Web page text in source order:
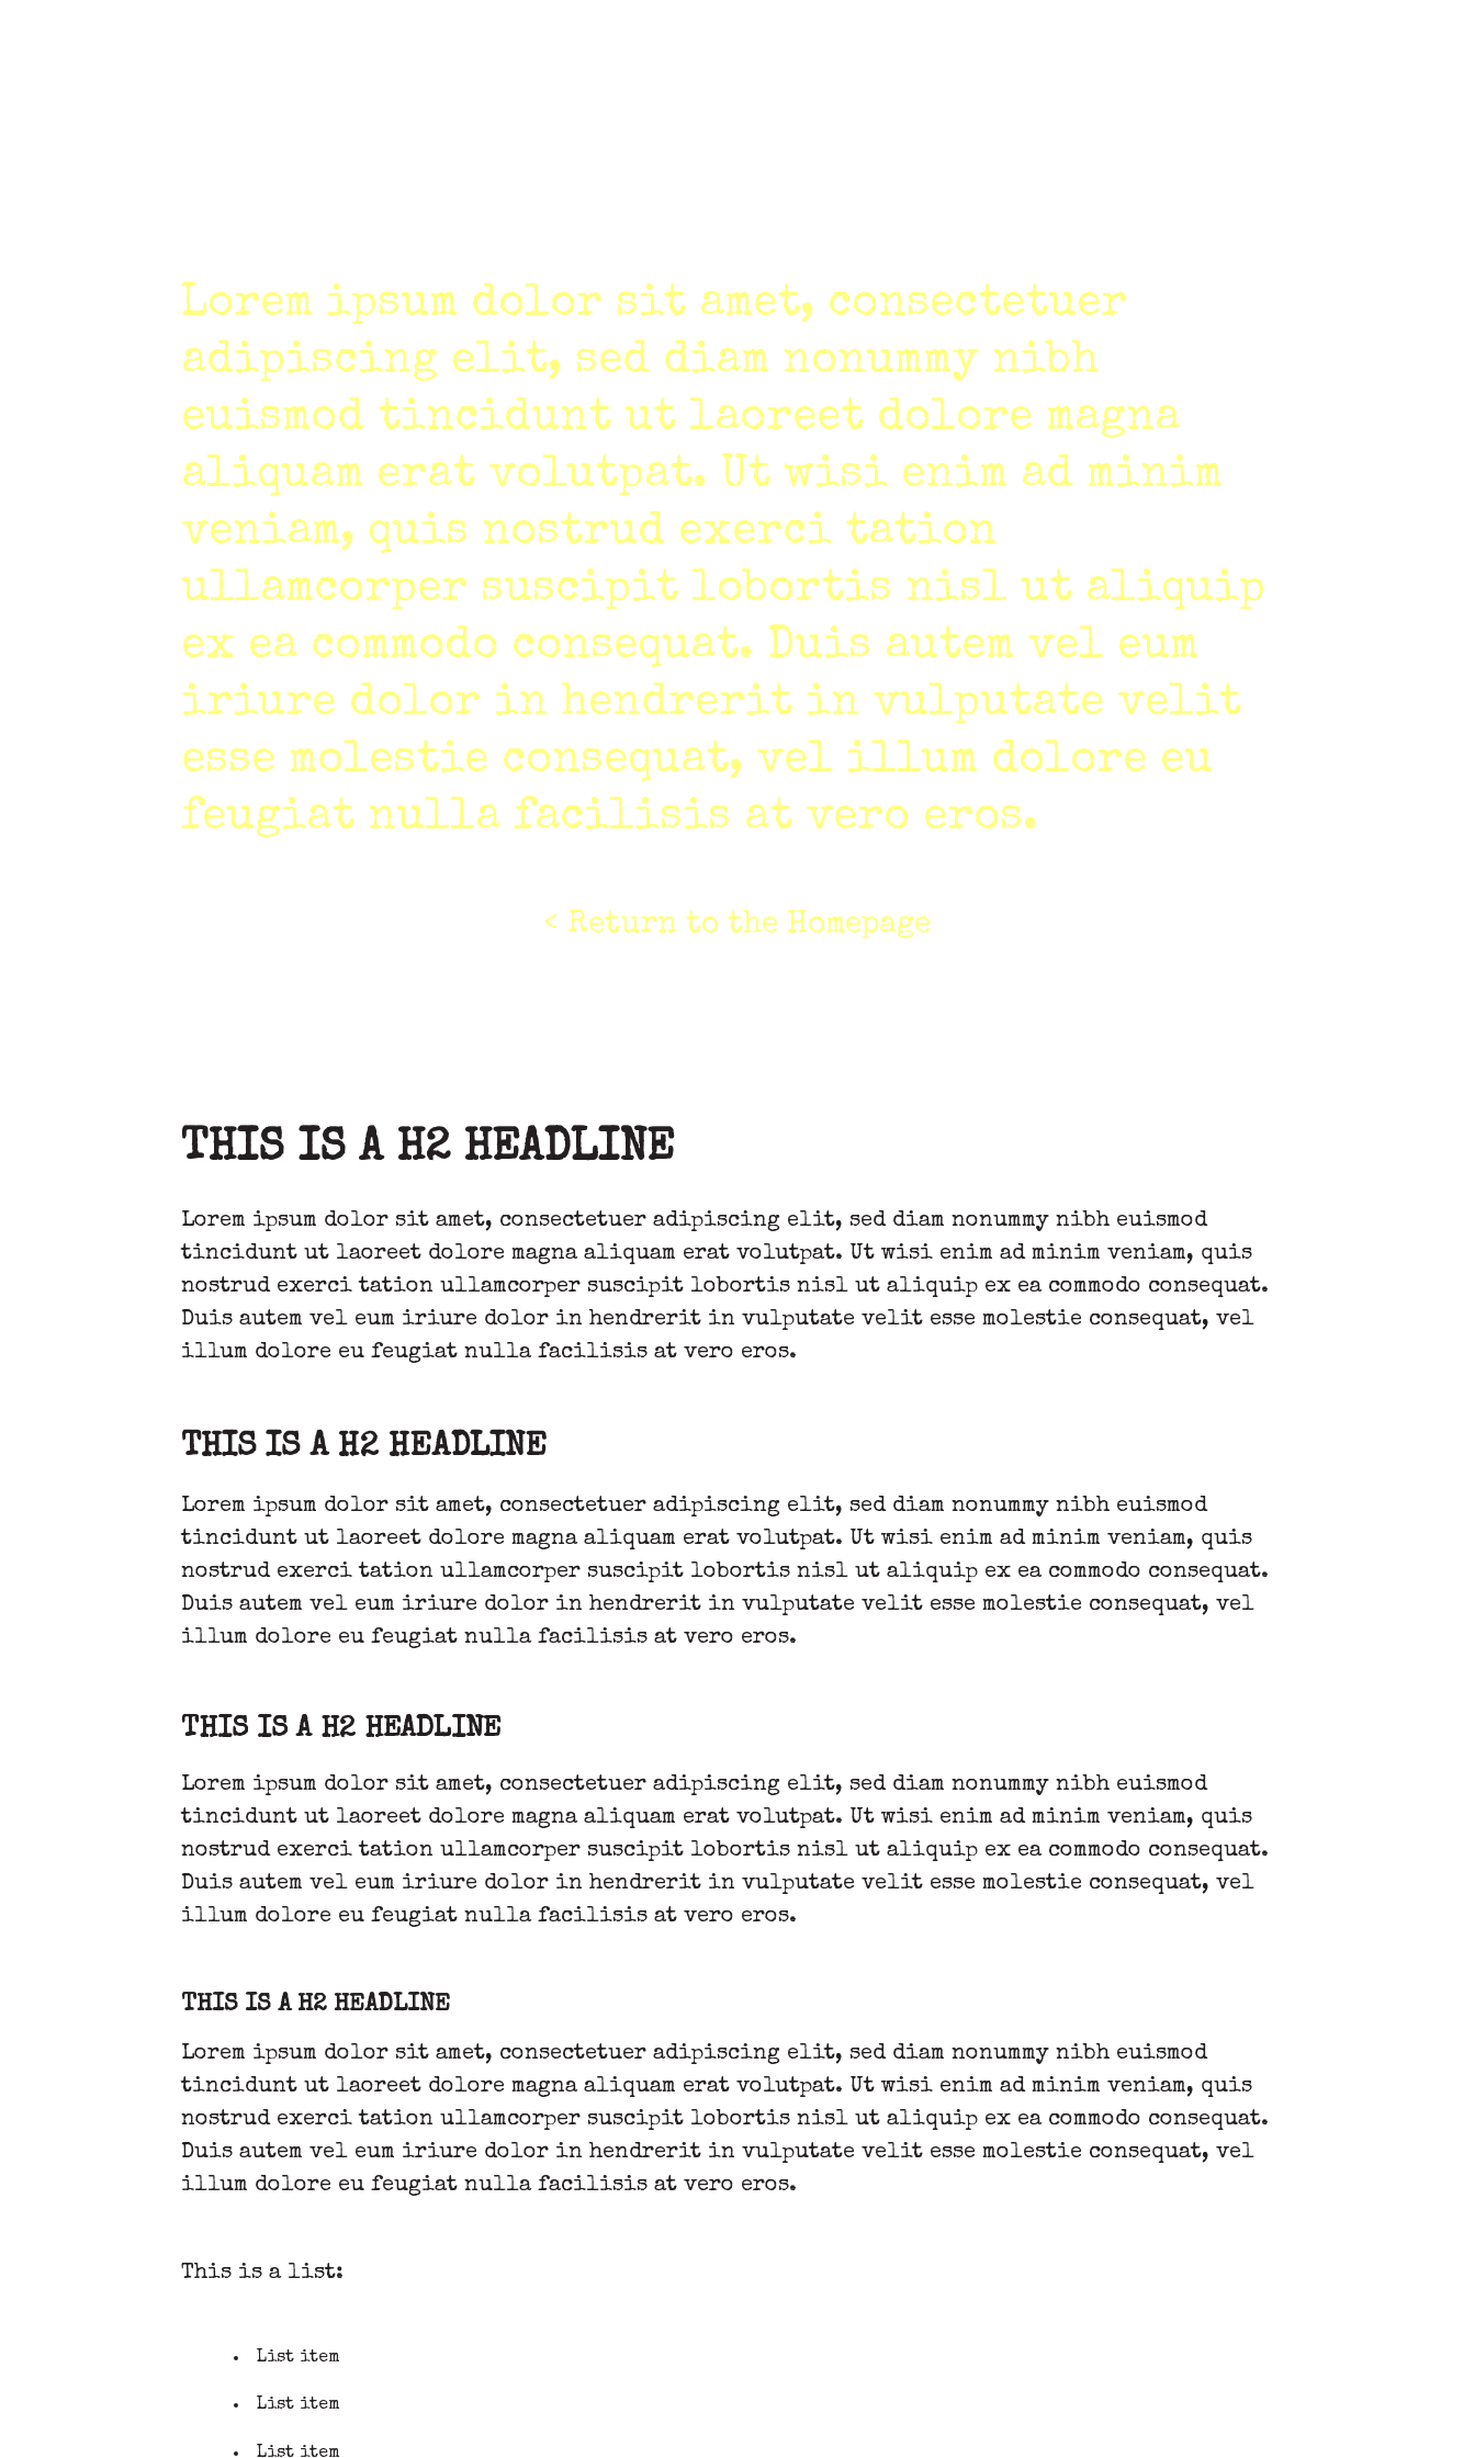
Lorem ipsum dolor sit amet, consectetuer
adipiscing elit, sed diam nonummy nibh
euismod tincidunt ut laoreet dolore magna
aliquam erat volutpat. Ut wisi enim ad minim
veniam, quis nostrud exerci tation
ullamcorper suscipit lobortis nisl ut aliquip
ex ea commodo consequat. Duis autem vel eum
iriure dolor in hendrerit in vulputate velit
esse molestie consequat, vel illum dolore eu
feugiat nulla facilisis at vero eros.
< Return to the Homepage
THIS IS A H2 HEADLINE
Lorem ipsum dolor sit amet, consectetuer adipiscing elit, sed diam nonummy nibh euismod
tincidunt ut laoreet dolore magna aliquam erat volutpat. Ut wisi enim ad minim veniam, quis
nostrud exerci tation ullamcorper suscipit lobortis nisl ut aliquip ex ea commodo consequat.
Duis autem vel eum iriure dolor in hendrerit in vulputate velit esse molestie consequat, vel
illum dolore eu feugiat nulla facilisis at vero eros.
THIS IS A H2 HEADLINE
Lorem ipsum dolor sit amet, consectetuer adipiscing elit, sed diam nonummy nibh euismod
tincidunt ut laoreet dolore magna aliquam erat volutpat. Ut wisi enim ad minim veniam, quis
nostrud exerci tation ullamcorper suscipit lobortis nisl ut aliquip ex ea commodo consequat.
Duis autem vel eum iriure dolor in hendrerit in vulputate velit esse molestie consequat, vel
illum dolore eu feugiat nulla facilisis at vero eros.
THIS IS A H2 HEADLINE
Lorem ipsum dolor sit amet, consectetuer adipiscing elit, sed diam nonummy nibh euismod
tincidunt ut laoreet dolore magna aliquam erat volutpat. Ut wisi enim ad minim veniam, quis
nostrud exerci tation ullamcorper suscipit lobortis nisl ut aliquip ex ea commodo consequat.
Duis autem vel eum iriure dolor in hendrerit in vulputate velit esse molestie consequat, vel
illum dolore eu feugiat nulla facilisis at vero eros.
THIS IS A H2 HEADLINE
Lorem ipsum dolor sit amet, consectetuer adipiscing elit, sed diam nonummy nibh euismod
tincidunt ut laoreet dolore magna aliquam erat volutpat. Ut wisi enim ad minim veniam, quis
nostrud exerci tation ullamcorper suscipit lobortis nisl ut aliquip ex ea commodo consequat.
Duis autem vel eum iriure dolor in hendrerit in vulputate velit esse molestie consequat, vel
illum dolore eu feugiat nulla facilisis at vero eros.
This is a list:
List item
List item
List item